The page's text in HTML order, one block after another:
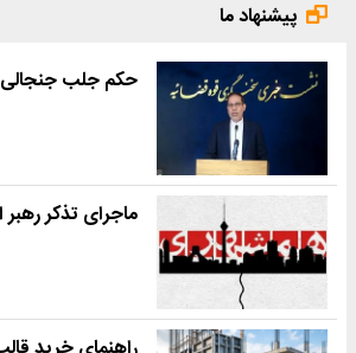
پیشنهاد ما
حکم جلب
ماجرای تذکر رهبر